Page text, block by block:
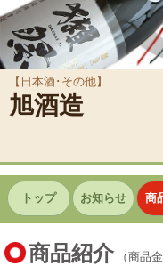
【日本酒･その他】
旭酒造
トップ お知らせ 商
商品紹介 （商品